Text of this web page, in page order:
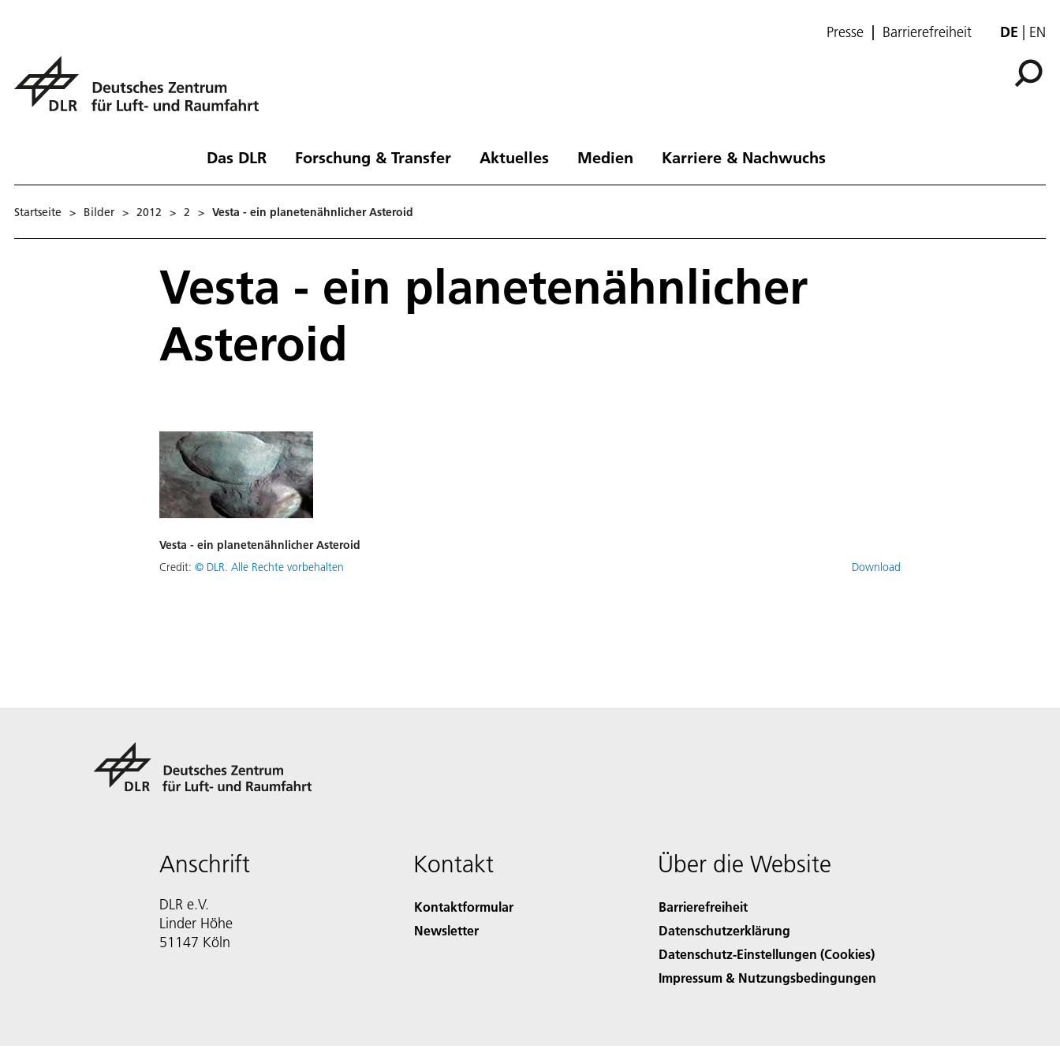
Presse Barrierefreiheit DE EN
Das DLR Forschung & Transfer Aktuelles Medien Karriere & Nachwuchs
Startseite > Bilder > 2012 > 2 > Vesta - ein planetenähnlicher Asteroid
Vesta - ein planetenähnlicher
Asteroid
Vesta - ein planetenähnlicher Asteroid
Credit: © DLR. Alle Rechte vorbehalten Download
Anschrift
DLR e.V.
Linder Höhe
51147 Köln
Kontakt
Kontaktformular
Newsletter
Über die Website
Barrierefreiheit
Datenschutzerklärung
Datenschutz-Einstellungen (Cookies)
Impressum & Nutzungsbedingungen